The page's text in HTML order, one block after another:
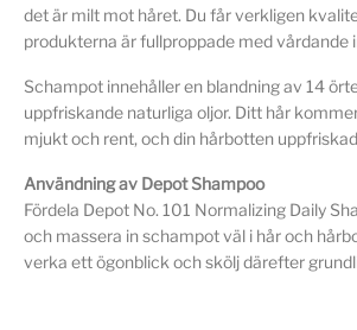
det är milt mot håret. Du får verkligen
produkterna är fullproppade med vårdande
Schampot innehåller en blandning av 14
uppfriskande naturliga oljor. Ditt hår
mjukt och rent, och din hårbotten
Användning av Depot Shampoo
Fördela Depot No. 101 Normalizing Daily
och massera in schampot väl i hår och
verka ett ögonblick och skölj därefter